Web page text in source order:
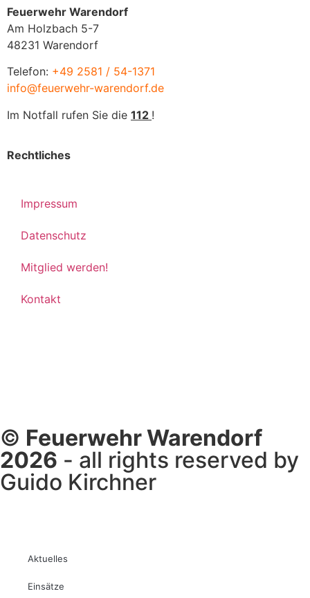
Feuerwehr Warendorf
Am Holzbach 5-7
48231 Warendorf
Telefon: +49 2581 / 54-1371
info@feuerwehr-warendorf.de
Im Notfall rufen Sie die 112 !
Rechtliches
Impressum
Datenschutz
Mitglied werden!
Kontakt
© Feuerwehr Warendorf
2026 - all rights reserved by
Guido Kirchner
Aktuelles
Einsätze